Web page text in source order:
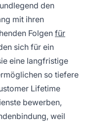
den
mit ihren
Folgen für
sich für ein
eine langfristige
so tiefere
Lifetime
bewerben,
weil